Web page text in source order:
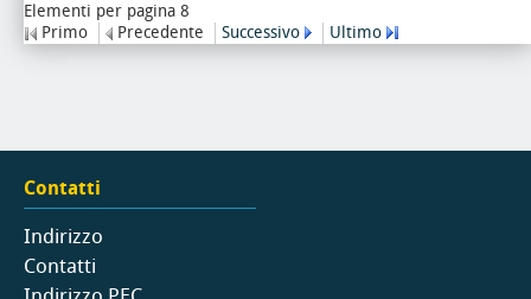
Elementi per pagina 8
Primo
Precedente Successivo Ultimo
Contatti
Indirizzo
Contatti